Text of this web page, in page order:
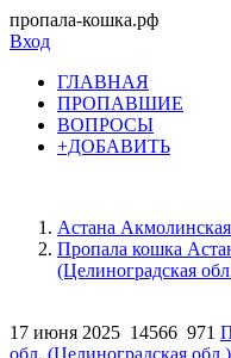
пропала-кошка.рф
Вход
ГЛАВНАЯ
ПРОПАВШИЕ
ВОПРОСЫ
+ДОБАВИТЬ
Астана
Пропала кошка
(Целиноградская
17 июня 2025 14566 971
обл. (Целиноградская обл.)